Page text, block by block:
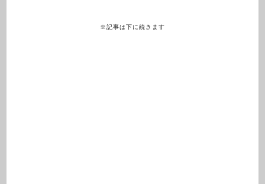
※記事は下に続きます